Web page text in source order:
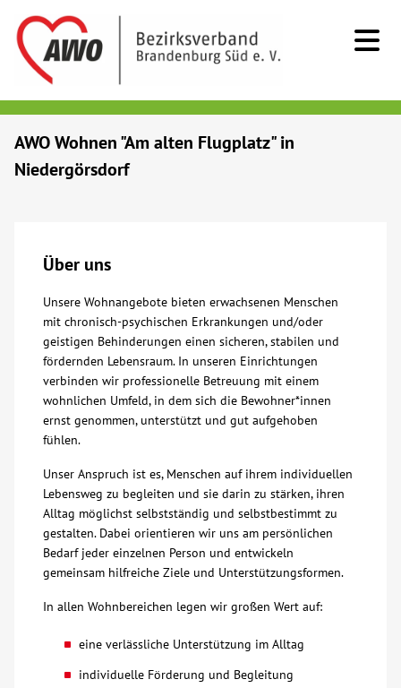
Senioren
Begegnung
Bildung
Über uns
Veranstaltungen
Spenden
Karriere
AWO Wohnen "Am alten Flugplatz" in
Niedergörsdorf
Über uns
Unsere Wohnangebote bieten erwachsenen Menschen
mit chronisch-psychischen Erkrankungen und/oder
geistigen Behinderungen einen sicheren, stabilen und
fördernden Lebensraum. In unseren Einrichtungen
verbinden wir professionelle Betreuung mit einem
wohnlichen Umfeld, in dem sich die Bewohner*innen
ernst genommen, unterstützt und gut aufgehoben
fühlen.
Unser Anspruch ist es, Menschen auf ihrem individuellen
Lebensweg zu begleiten und sie darin zu stärken, ihren
Alltag möglichst selbstständig und selbstbestimmt zu
gestalten. Dabei orientieren wir uns am persönlichen
Bedarf jeder einzelnen Person und entwickeln
gemeinsam hilfreiche Ziele und Unterstützungsformen.
In allen Wohnbereichen legen wir großen Wert auf:
eine verlässliche Unterstützung im Alltag
individuelle Förderung und Begleitung